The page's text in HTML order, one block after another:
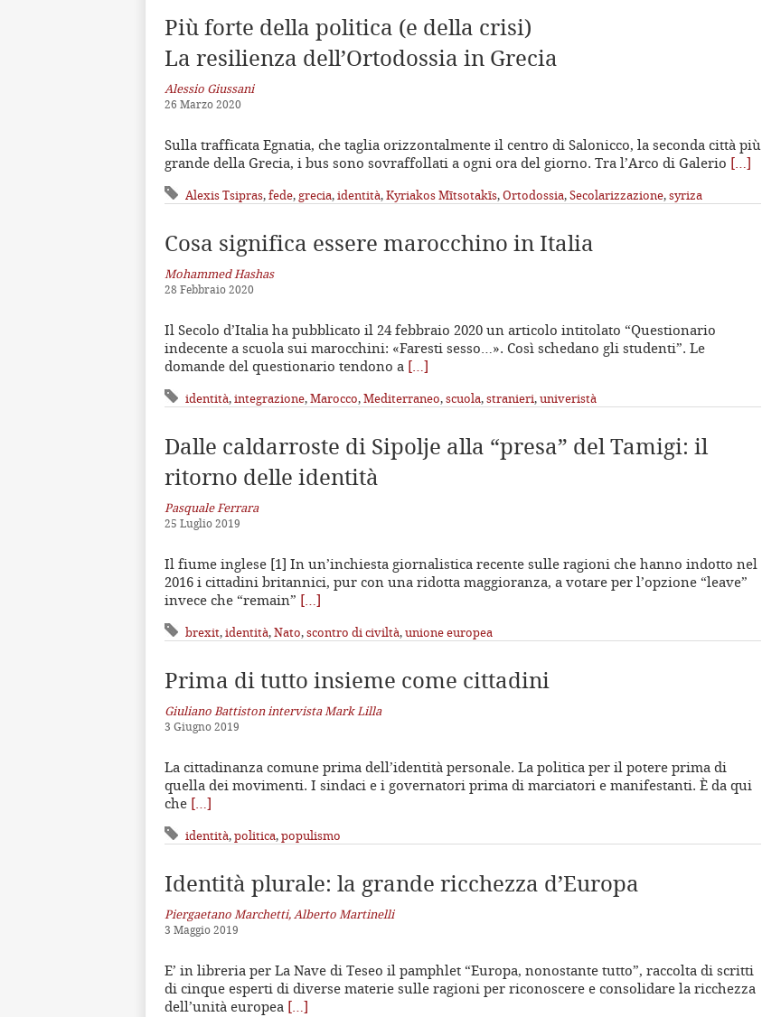
Più forte della politica (e della crisi)
La resilienza dell’Ortodossia in Grecia
Alessio Giussani
26 Marzo 2020
Sulla trafficata Egnatia, che taglia orizzontalmente il centro di Salonicco, la seconda città più
grande della Grecia, i bus sono sovraffollati a ogni ora del giorno. Tra l’Arco di Galerio […]
Alexis Tsipras,fede, grecia,identità,Kyriakos Mītsotakīs,Ortodossia,Secolarizzazione,syriza
Cosa significa essere marocchino in Italia
Mohammed Hashas
28 Febbraio 2020
Il Secolo d’Italia ha pubblicato il 24 febbraio 2020 un articolo intitolato “Questionario
indecente a scuola sui marocchini: «Faresti sesso…». Così schedano gli studenti”. Le
domande del questionario tendono a […]
identità,integrazione,Marocco,Mediterraneo,scuola,stranieri,univeristà
Dalle caldarroste di Sipolje alla “presa” del Tamigi: il
ritorno delle identità
Pasquale Ferrara
25 Luglio 2019
Il fiume inglese [1] In un’inchiesta giornalistica recente sulle ragioni che hanno indotto nel
2016 i cittadini britannici, pur con una ridotta maggioranza, a votare per l’opzione “leave”
invece che “remain” […]
brexit,identità,Nato,scontro di civiltà,unione europea
Prima di tutto insieme come cittadini
Giuliano Battiston intervista Mark Lilla
3 Giugno 2019
La cittadinanza comune prima dell’identità personale. La politica per il potere prima di
quella dei movimenti. I sindaci e i governatori prima di marciatori e manifestanti. È da qui
che […]
identità,politica,populismo
Identità plurale: la grande ricchezza d’Europa
Piergaetano Marchetti, Alberto Martinelli
3 Maggio 2019
E’ in libreria per La Nave di Teseo il pamphlet “Europa, nonostante tutto”, raccolta di scritti
di cinque esperti di diverse materie sulle ragioni per riconoscere e consolidare la ricchezza
dell’unità europea […]